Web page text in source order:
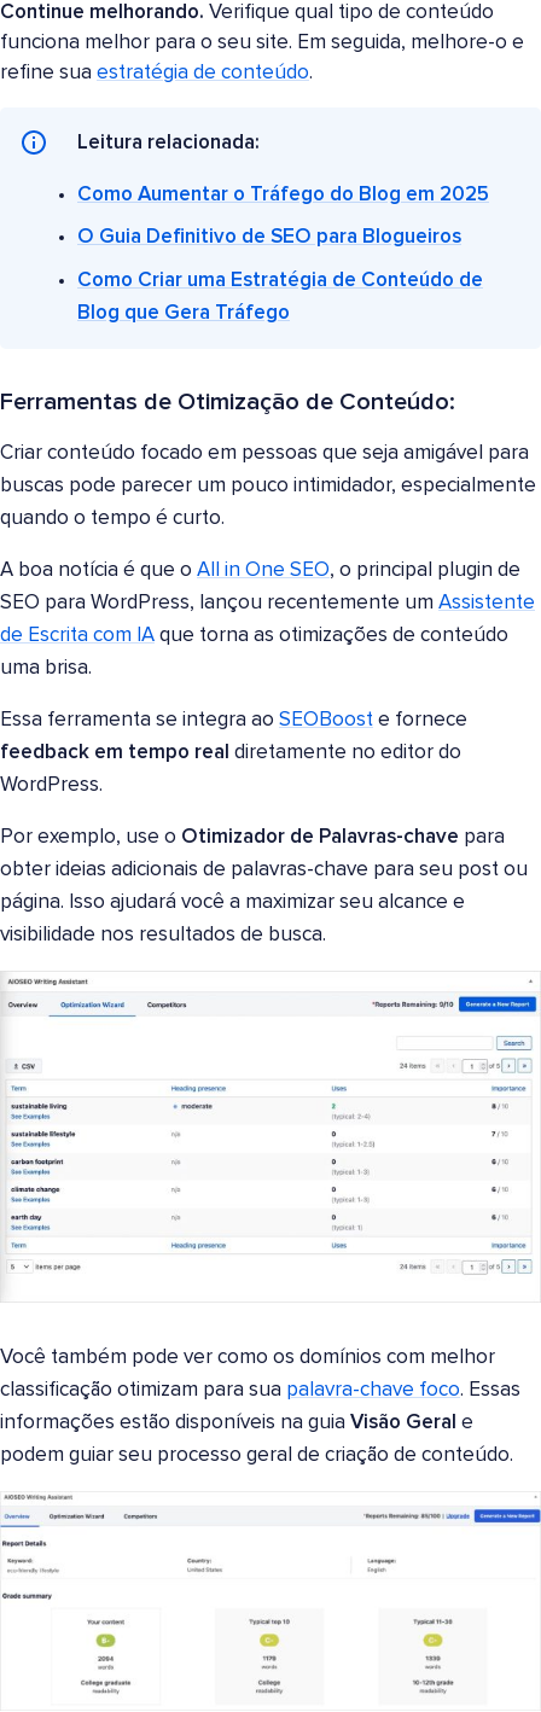
Continue melhorando. Verifique qual tipo de conteúdo
funciona melhor para o seu site. Em seguida, melhore-o e
refine sua estratégia de conteúdo.
Leitura relacionada:
Como Aumentar o Tráfego do Blog em 2025
O Guia Definitivo de SEO para Blogueiros
Como Criar uma Estratégia de Conteúdo de
Blog que Gera Tráfego
Ferramentas de Otimização de Conteúdo:
Criar conteúdo focado em pessoas que seja amigável para
buscas pode parecer um pouco intimidador, especialmente
quando o tempo é curto.
A boa notícia é que o All in One SEO, o principal plugin de
SEO para WordPress, lançou recentemente um Assistente
de Escrita com IA que torna as otimizações de conteúdo
uma brisa.
Essa ferramenta se integra ao SEOBoost e fornece
feedback em tempo real diretamente no editor do
WordPress.
Por exemplo, use o Otimizador de Palavras-chave para
obter ideias adicionais de palavras-chave para seu post ou
página. Isso ajudará você a maximizar seu alcance e
visibilidade nos resultados de busca.
Você também pode ver como os domínios com melhor
classificação otimizam para sua palavra-chave foco. Essas
informações estão disponíveis na guia Visão Geral e
podem guiar seu processo geral de criação de conteúdo.